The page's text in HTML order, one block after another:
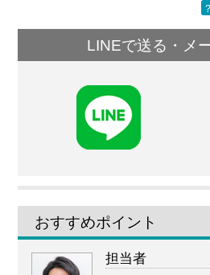
？
LINEで送る・メ
おすすめポイント
担当者